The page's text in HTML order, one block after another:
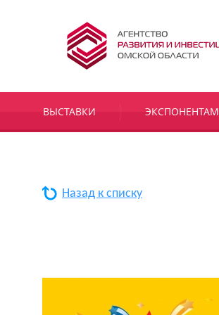
ВЫСТАВКИ ЭКСПОНЕНТАМ
Назад к списку